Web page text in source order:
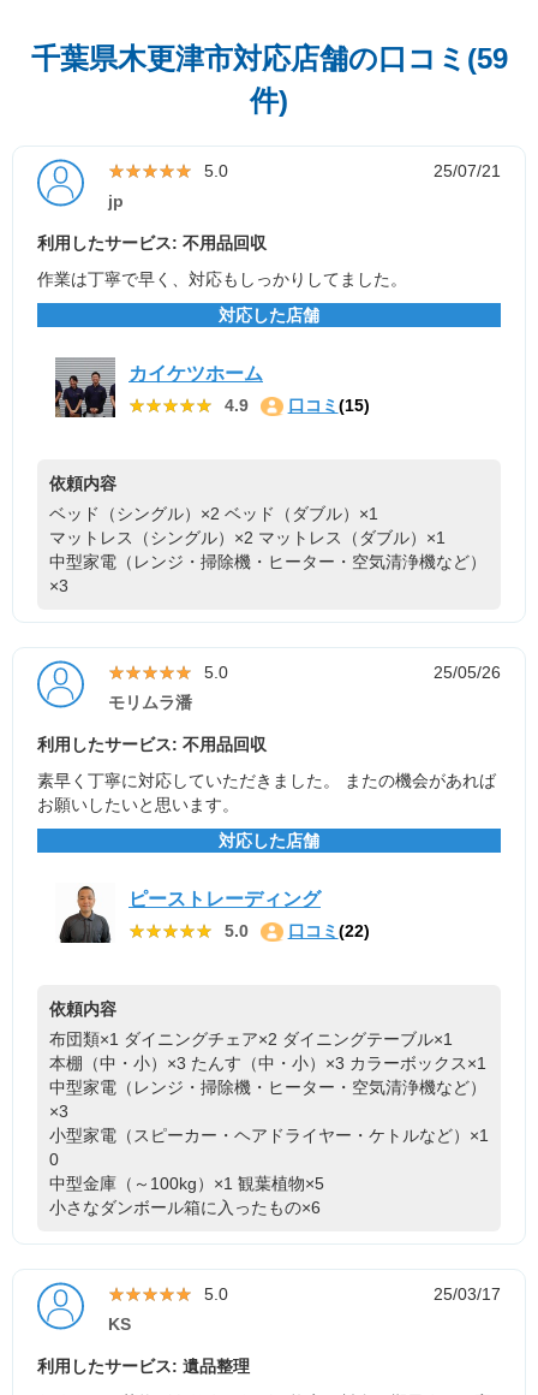
千葉県木更津市対応店舗の口コミ(59
件)
★★★★★
★★★★★ 5.0
25/07/21
jp
利用したサービス: 不用品回収
作業は丁寧で早く、対応もしっかりしてました。
対応した店舗
カイケツホーム
★★★★★
★★★★★ 4.9 口コミ (15)
依頼内容
ベッド（シングル）×2 ベッド（ダブル）×1
マットレス（シングル）×2 マットレス（ダブル）×1
中型家電（レンジ・掃除機・ヒーター・空気清浄機など）
×3
★★★★★
★★★★★ 5.0
25/05/26
モリムラ潘
利用したサービス: 不用品回収
素早く丁寧に対応していただきました。 またの機会があれば
お願いしたいと思います。
対応した店舗
ピーストレーディング
★★★★★
★★★★★ 5.0 口コミ (22)
依頼内容
布団類×1 ダイニングチェア×2 ダイニングテーブル×1
本棚（中・小）×3 たんす（中・小）×3 カラーボックス×1
中型家電（レンジ・掃除機・ヒーター・空気清浄機など）
×3
小型家電（スピーカー・ヘアドライヤー・ケトルなど）×1
0
中型金庫（～100kg）×1 観葉植物×5
小さなダンボール箱に入ったもの×6
★★★★★
★★★★★ 5.0
25/03/17
KS
利用したサービス: 遺品整理